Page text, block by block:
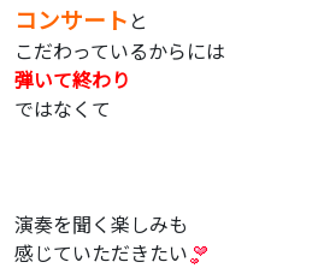
コンサート と
こだわっているからには
弾いて終わり
ではなくて
演奏を聞く楽しみも
感じていただきたい